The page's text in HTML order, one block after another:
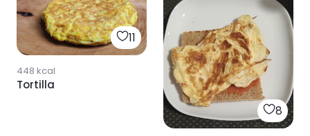
11
448 kcal
Tortilla
8